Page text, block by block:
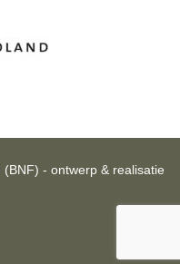
- ontwerp & realisatie